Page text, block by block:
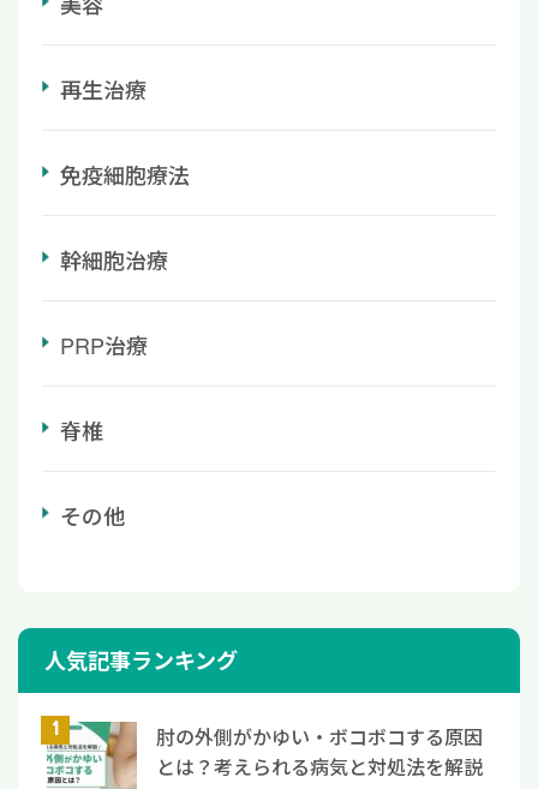
再生治療
免疫細胞療法
幹細胞治療
PRP治療
脊椎
その他
人気記事ランキング
肘の外側がかゆい・ボコボコする原因
とは？考えられる病気と対処法を解説